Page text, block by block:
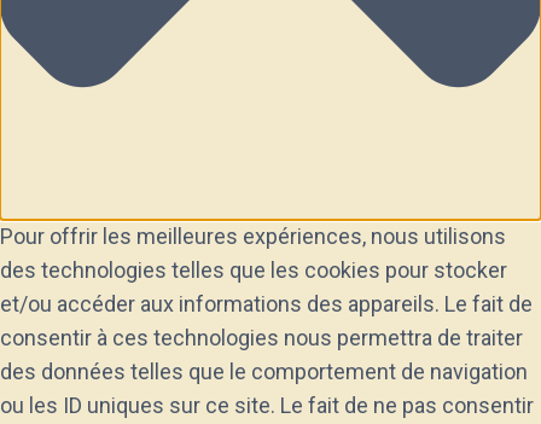
Pour offrir les meilleures expériences, nous utilisons
des technologies telles que les cookies pour stocker
et/ou accéder aux informations des appareils. Le fait de
consentir à ces technologies nous permettra de traiter
des données telles que le comportement de navigation
ou les ID uniques sur ce site. Le fait de ne pas consentir